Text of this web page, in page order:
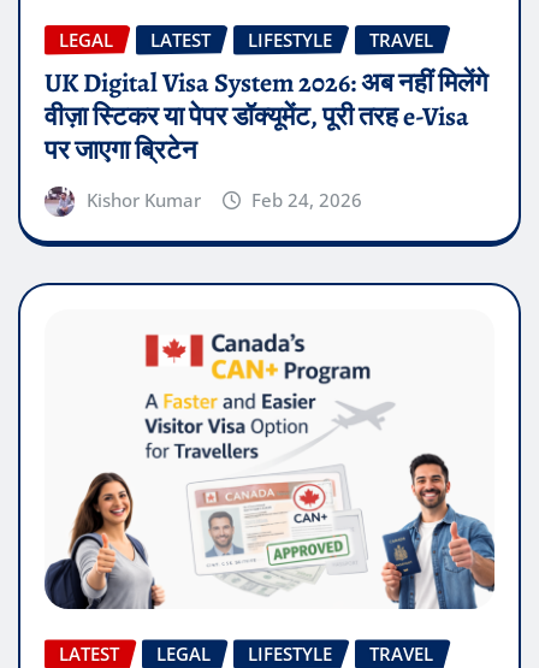
LEGAL LATEST LIFESTYLE TRAVEL
UK Digital Visa System 2026: अब नहीं मिलेंगे
वीज़ा स्टिकर या पेपर डॉक्यूमेंट, पूरी तरह e-Visa
पर जाएगा ब्रिटेन
Kishor Kumar Feb 24, 2026
LATEST LEGAL LIFESTYLE TRAVEL